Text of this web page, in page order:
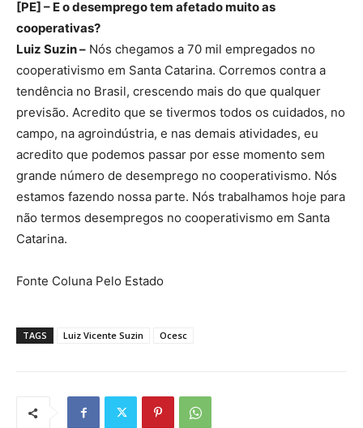
[PE] – E o desemprego tem afetado muito as
cooperativas?
Luiz Suzin – Nós chegamos a 70 mil empregados no
cooperativismo em Santa Catarina. Corremos contra a
tendência no Brasil, crescendo mais do que qualquer
previsão. Acredito que se tivermos todos os cuidados, no
campo, na agroindústria, e nas demais atividades, eu
acredito que podemos passar por esse momento sem
grande número de desemprego no cooperativismo. Nós
estamos fazendo nossa parte. Nós trabalhamos hoje para
não termos desempregos no cooperativismo em Santa
Catarina.
Fonte Coluna Pelo Estado
TAGS Luiz Vicente Suzin Ocesc